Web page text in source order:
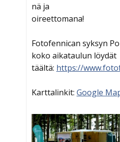
nä ja
oireettomana!
Fotofennican syksyn
koko aikataulun löydät
täältä: https://
Karttalinkit: Google